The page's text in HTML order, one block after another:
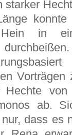
starker
konnte
in
Vorträgen
Hechte
ab.
dass es